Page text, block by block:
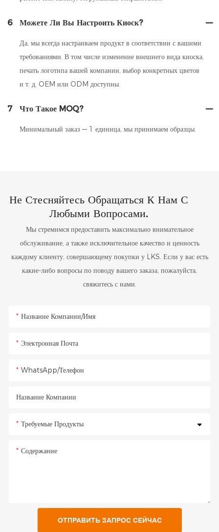
6 Можете Ли Вы Настроить Киоск?
Да, мы всегда настраиваем продукт в соответствии с вашими
требованиями. В том числе изменение внешнего вида киоска,
печать логотипа вашей компании, выбор конкретных цветов
и т. д. OEM или ODM доступны.
7 Что Такое MOQ?
Минимальный заказ — 1 единица, мы принимаем образцы.
Не Стесняйтесь Обращаться К Нам С
Любыми Вопросами.
Мы стремимся предоставить максимально внимательное
обслуживание, а также исключительное качество и ценность
каждому клиенту, совершающему покупки у LKS. Если у вас есть
какие-либо вопросы по поводу вашего заказа, пожалуйста,
свяжитесь с нами.
Название Компании/Имя
Электронная Почта
WhatsApp/Телефон
Название Компании
Требуемые Продукты
Содержание
ОТПРАВИТЬ ЗАПРОС СЕЙЧАС